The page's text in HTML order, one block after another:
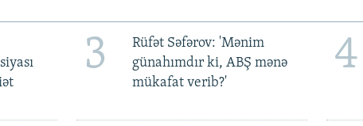
3
Rüfət Səfərov: 'Mənim
günahımdır ki, ABŞ mənə
mükafat verib?'
4